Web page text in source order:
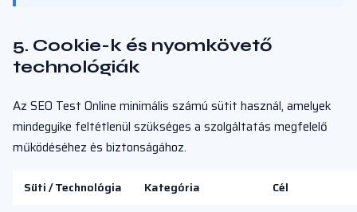
5. Cookie-k és nyomkövető
technológiák
Az SEO Test Online minimális számú sütit használ, amelyek
mindegyike feltétlenül szükséges a szolgáltatás megfelelő
működéséhez és biztonságához.
Süti / Technológia Kategória Cél